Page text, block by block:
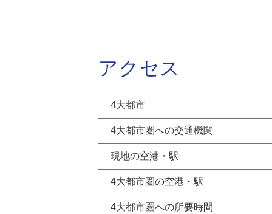
アクセス
4大都市
4大都市圏への交通機関
現地の空港・駅
4大都市圏の空港・駅
4大都市圏への所要時間